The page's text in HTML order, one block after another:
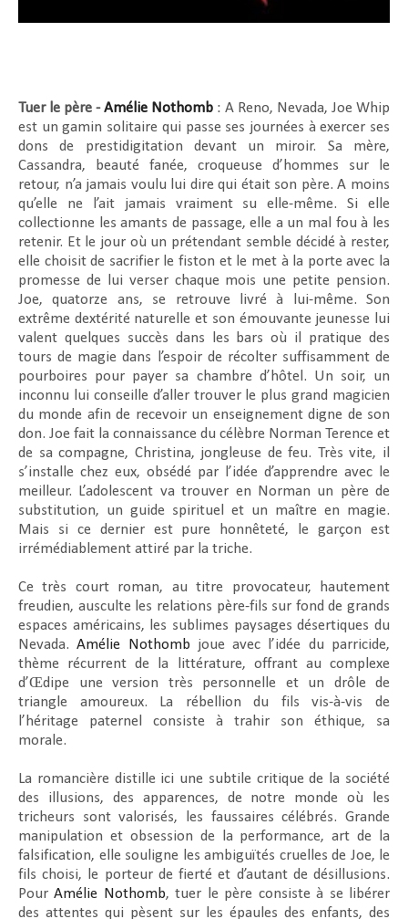
Tuer le père -Amélie Nothomb : A Reno, Nevada, Joe Whip
est un gamin solitaire qui passe ses journées à exercer ses
dons de prestidigitation devant un miroir. Sa mère,
Cassandra, beauté fanée, croqueuse d’hommes sur le
retour, n’a jamais voulu lui dire qui était son père. A moins
qu’elle ne l’ait jamais vraiment su elle-même. Si elle
collectionne les amants de passage, elle a un mal fou à les
retenir. Et le jour où un prétendant semble décidé à rester,
elle choisit de sacrifier le fiston et le met à la porte avec la
promesse de lui verser chaque mois une petite pension.
Joe, quatorze ans, se retrouve livré à lui-même. Son
extrême dextérité naturelle et son émouvante jeunesse lui
valent quelques succès dans les bars où il pratique des
tours de magie dans l’espoir de récolter suffisamment de
pourboires pour payer sa chambre d’hôtel. Un soir, un
inconnu lui conseille d’aller trouver le plus grand magicien
du monde afin de recevoir un enseignement digne de son
don. Joe fait la connaissance du célèbre Norman Terence et
de sa compagne, Christina, jongleuse de feu. Très vite, il
s’installe chez eux, obsédé par l’idée d’apprendre avec le
meilleur. L’adolescent va trouver en Norman un père de
substitution, un guide spirituel et un maître en magie.
Mais si ce dernier est pure honnêteté, le garçon est
irrémédiablement attiré par la triche.
Ce très court roman, au titre provocateur, hautement
freudien, ausculte les relations père-fils sur fond de grands
espaces américains, les sublimes paysages désertiques du
Nevada.Amélie Nothomb joue avec l’idée du parricide,
thème récurrent de la littérature, offrant au complexe
d’Œdipe une version très personnelle et un drôle de
triangle amoureux. La rébellion du fils vis-à-vis de
l’héritage paternel consiste à trahir son éthique, sa
morale.
La romancière distille ici une subtile critique de la société
des illusions, des apparences, de notre monde où les
tricheurs sont valorisés, les faussaires célébrés. Grande
manipulation et obsession de la performance, art de la
falsification, elle souligne les ambiguïtés cruelles de Joe, le
fils choisi, le porteur de fierté et d’autant de désillusions.
PourAmélie Nothomb, tuer le père consiste à se libérer
des attentes qui pèsent sur les épaules des enfants, des